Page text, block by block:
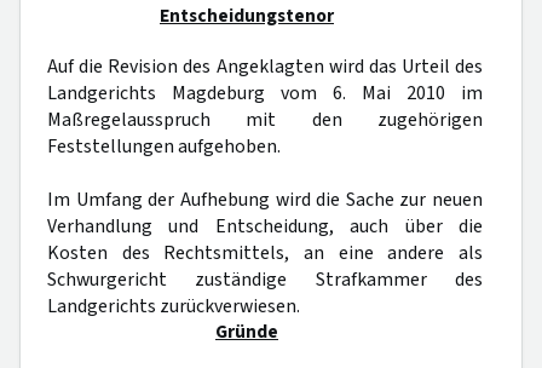
Entscheidungstenor
Auf die Revision des Angeklagten wird das Urteil des
Landgerichts Magdeburg vom 6. Mai 2010 im
Maßregelausspruch mit den zugehörigen
Feststellungen aufgehoben.
Im Umfang der Aufhebung wird die Sache zur neuen
Verhandlung und Entscheidung, auch über die
Kosten des Rechtsmittels, an eine andere als
Schwurgericht zuständige Strafkammer des
Landgerichts zurückverwiesen.
Gründe